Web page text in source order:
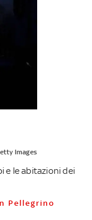
Images
e le abitazioni dei
Pellegrino